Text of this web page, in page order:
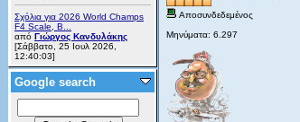
Σχόλια για 2026 World Champs
F4 Scale, B...
από Γιώργος Κανδυλάκης
[Σάββατο, 25 Ιουλ 2026,
12:40:03]
Google search
Αποσυνδεδεμένος
Μηνύματα: 6.297